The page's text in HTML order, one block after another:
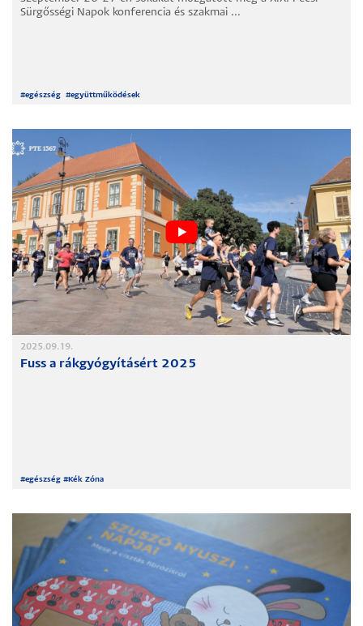
Sürgősségi Napok konferencia és szakmai ...
#egészség #együttműködések
2025.09.19.
Fuss a rákgyógyításért 2025
#egészség # Kék Zóna